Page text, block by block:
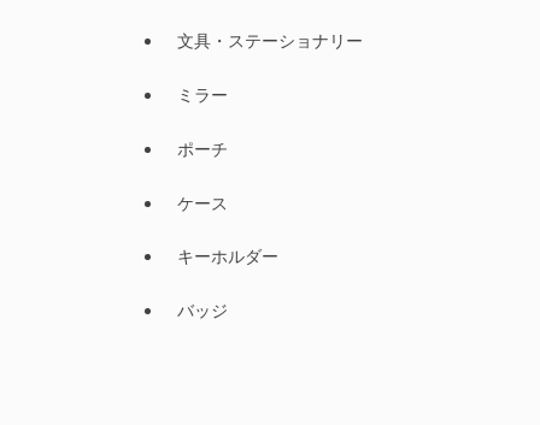
文具・ステーショナリー
ミラー
ポーチ
ケース
キーホルダー
バッジ